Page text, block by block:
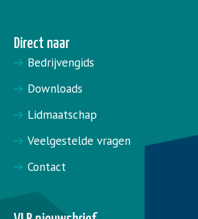
Direct naar
Bedrijvengids
Downloads
Lidmaatschap
Veelgestelde vragen
Contact